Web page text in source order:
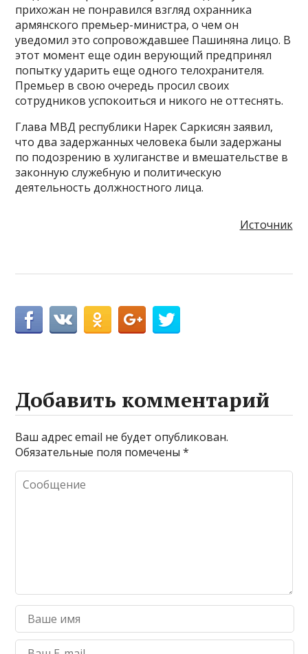
прихожан не понравился взгляд охранника
армянского премьер-министра, о чем он
уведомил это сопровождавшее Пашиняна лицо. В
этот момент еще один верующий предпринял
попытку ударить еще одного телохранителя.
Премьер в свою очередь просил своих
сотрудников успокоиться и никого не оттеснять.
Глава МВД республики Нарек Саркисян заявил,
что два задержанных человека были задержаны
по подозрению в хулиганстве и вмешательстве в
законную служебную и политическую
деятельность должностного лица.
Источник
Добавить комментарий
Ваш адрес email не будет опубликован.
Обязательные поля помечены*